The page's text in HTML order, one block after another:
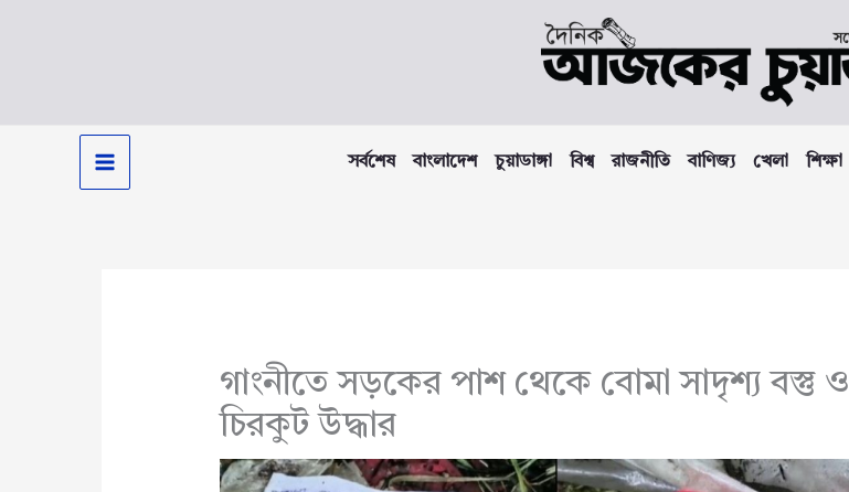
সর্বশেষ বাংলাদেশ চুয়াডাঙ্গা বিশ্ব রাজনীতি বাণিজ্য খেলা শিক্ষা
গাংনীতে সড়কের পাশ থেকে বোমা সাদৃশ্য বস্তু ও
চিরকুট উদ্ধার